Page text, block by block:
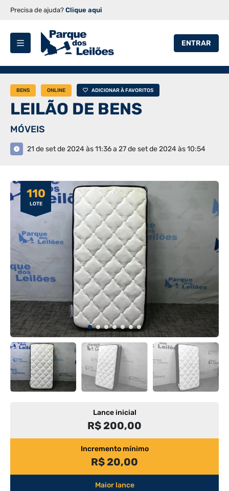
Precisa de ajuda? Clique aqui
ENTRAR
BENS ONLINE ADICIONAR À FAVORITOS
LEILÃO DE BENS
MÓVEIS
21 de set de 2024 às 11:36 a 27 de set de 2024 às 10:54
110
LOTE
Lance inicial
R$ 200,00
Incremento mínimo
R$ 20,00
Maior lance